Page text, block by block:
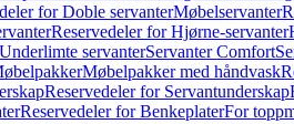
for Doble servanterMøbelservanter
Reservedeler for Hjørne-servanter
servanterServanter Comfort
Møbelpakker med håndvask
Reservedeler for Servantunderskap
Reservedeler for BenkeplaterFor